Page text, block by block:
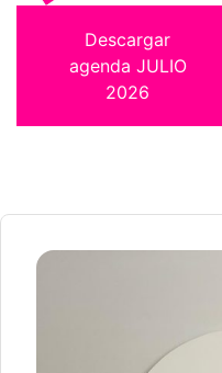
Descargar
agenda JULIO
2026